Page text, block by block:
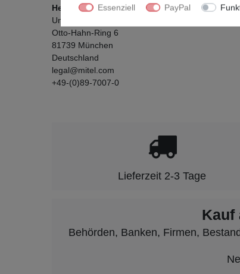
Hersteller:
Unify Software and Solutions GmbH & Co. KG
Otto-Hahn-Ring 6
81739 München
Deutschland
legal@mitel.com
+49-(0)89-7007-0
Lieferzeit 2-3 Tage
Kauf
Behörden, Banken, Firmen,
Essenziell PayPal